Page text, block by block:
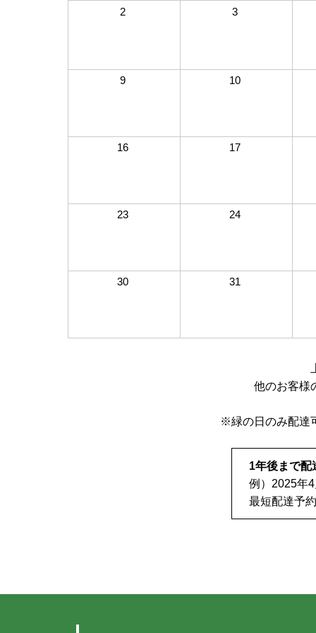
2 3
9 10
16 17
23 24
30 31
他のお客様
※緑の日のみ配達
1年後まで配
例）2025年
最短配達予